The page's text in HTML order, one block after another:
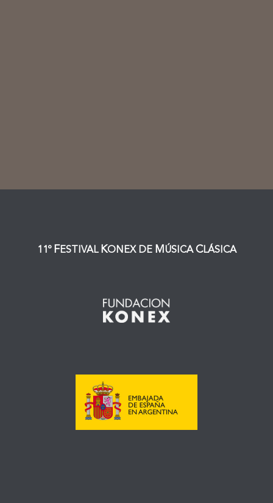
11º FESTIVAL KONEX DE M ÚSICACLÁSICA